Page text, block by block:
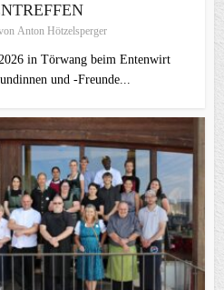
Anton Hötzelsperger
in Törwang beim Entenwirt
und -Freunde...